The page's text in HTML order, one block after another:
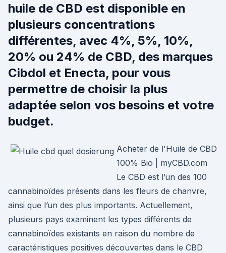
huile de CBD est disponible en
plusieurs concentrations
différentes, avec 4%, 5%, 10%,
20% ou 24% de CBD, des marques
Cibdol et Enecta, pour vous
permettre de choisir la plus
adaptée selon vos besoins et votre
budget.
Acheter de l'Huile de CBD
100% Bio | myCBD.com
Le CBD est l’un des 100
cannabinoïdes présents dans les fleurs de chanvre,
ainsi que l’un des plus importants. Actuellement,
plusieurs pays examinent les types différents de
cannabinoïdes existants en raison du nombre de
caractéristiques positives découvertes dans le CBD